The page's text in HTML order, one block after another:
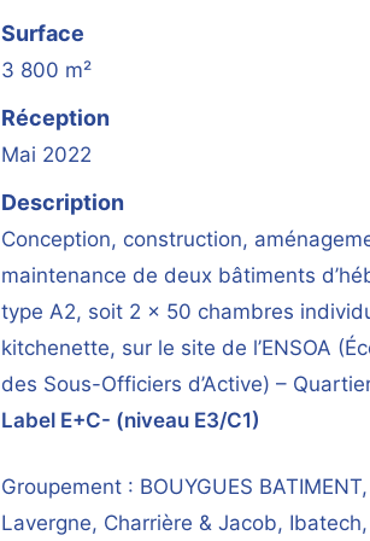
Surface
3 800 m²
Réception
Mai 2022
Description
Conception, construction,
maintenance de deux bâtiments
type A2, soit 2 x 50 chambres
kitchenette, sur le site de l’ENSOA
des Sous-Officiers d’Active) –
Label E+C- (niveau E3/C1)
Groupement : BOUYGUES
Lavergne, Charrière & Jacob,